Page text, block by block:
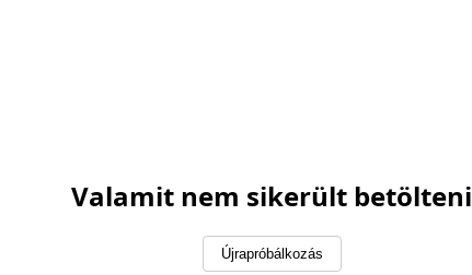
Valamit nem sikerült betölteni
Újrapróbálkozás